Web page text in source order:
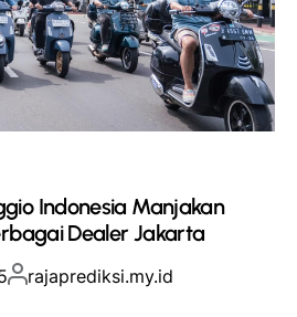
Indonesia Manjakan
Dealer Jakarta
Posted
rajaprediksi.my.id